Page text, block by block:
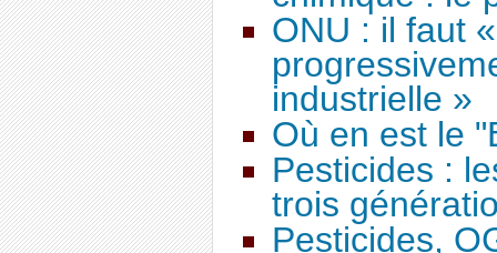
ONU : il faut
industrielle »
Où en est le
Pesticides :
trois
Pesticides,